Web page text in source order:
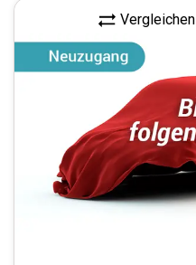
Vergleichen